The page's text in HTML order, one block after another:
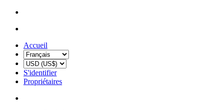
Accueil
S'identifier
Propriétaires